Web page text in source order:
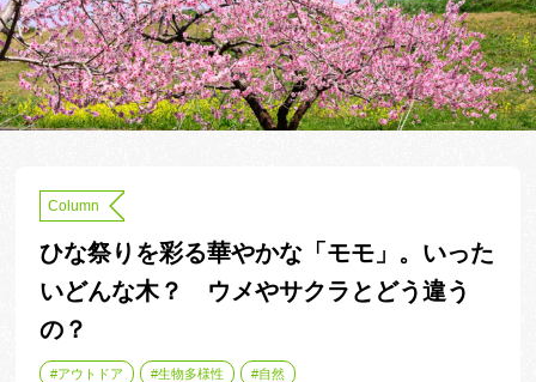
Column
ひな祭りを彩る華やかな「モモ」。いった
いどんな木？ ウメやサクラとどう違う
の？
アウトドア 生物多様性 自然